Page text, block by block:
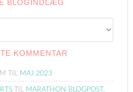
BLOGINDLÆG
KOMMENTAR
TIL MAJ 2023
TIL MARATHON BLOGPOST.